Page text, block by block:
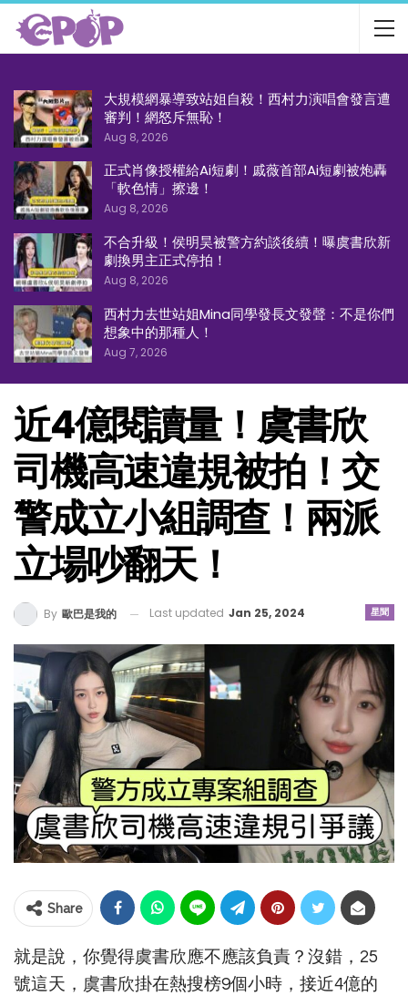
大規模網暴導致站姐自殺！西村力演唱會發言遭
審判！網怒斥無恥！
Aug 8, 2026
正式肖像授權給Ai短劇！戚薇首部Ai短劇被炮轟
「軟色情」擦邊！
Aug 8, 2026
不合升級！侯明昊被警方約談後續！曝虞書欣新
劇換男主正式停拍！
Aug 8, 2026
西村力去世站姐Mina同學發長文發聲：不是你們
想象中的那種人！
Aug 7, 2026
近4億閱讀量！虞書欣
司機高速違規被拍！交
警成立小組調查！兩派
立場吵翻天！
星聞
By 歐巴是我的 Last updated Jan 25, 2024
Share
就是說，你覺得虞書欣應不應該負責？沒錯，25
號這天，虞書欣掛在熱搜榜9個小時，接近4億的